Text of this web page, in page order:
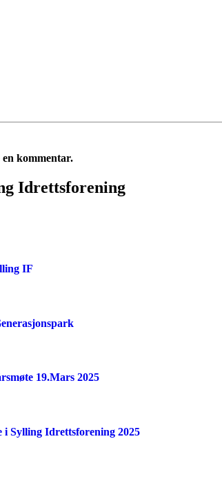
kommentar.
Idrettsforening
IF
19.Mars 2025
Sylling Idrettsforening 2025